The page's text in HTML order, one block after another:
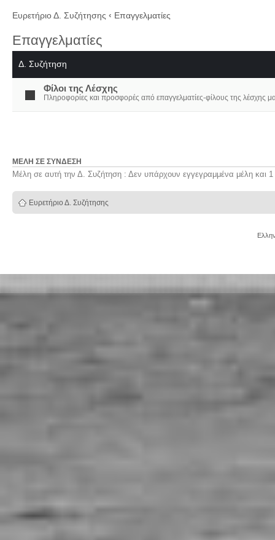
Ευρετήριο Δ. Συζήτησης ‹ Επαγγελματίες
Επαγγελματίες
Δ. Συζήτηση
Φίλοι της Λέσχης
Πληροφορίες και προσφορές από επαγγελματίες-φίλους της λέσχης
ΜΈΛΗ ΣΕ ΣΎΝΔΕΣΗ
Μέλη σε αυτή την Δ. Συζήτηση : Δεν υπάρχουν εγγεγραμμένα μέλη και 1
Ευρετήριο Δ. Συζήτησης